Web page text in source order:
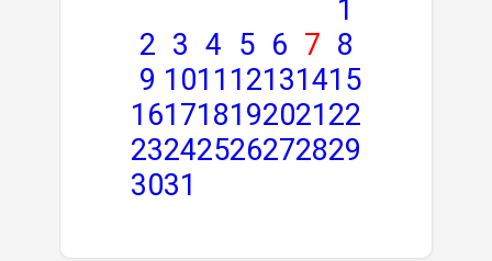
1
2 3 4 5 6 7 8
9 1011 12131415
16171819202122
23242526272829
3031